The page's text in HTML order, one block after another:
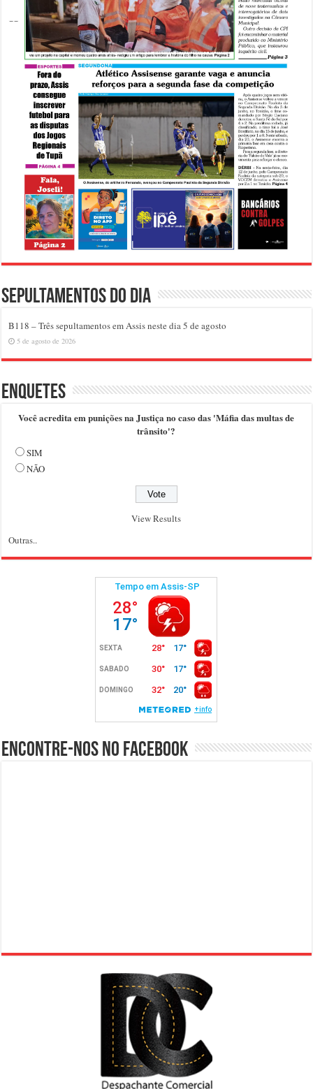
Sepultamentos do dia
B118 – Três sepultamentos em Assis neste dia 5 de agosto
5 de agosto de 2026
Enquetes
Você acredita em punições na Justiça no caso das 'Máfia das multas de
trânsito'?
SIM
NÃO
View Results
Outras..
Encontre-nos no Facebook